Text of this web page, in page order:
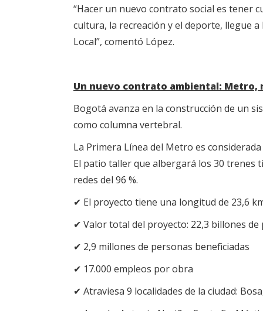
“Hacer un nuevo contrato social es tener
cultura, la recreación y el deporte, llegue
Local”, comentó López.
Un nuevo contrato ambiental: Metro,
Bogotá avanza en la construcción de un
como columna vertebral.
La Primera Línea del Metro es
El patio taller que albergará los 30 trenes
redes del 96 %.
✔ El proyecto tiene una longitud de 23,6
✔ Valor total del proyecto: 22,3 billones de
✔ 2,9 millones de personas beneficiadas
✔ 17.000 empleos por obra
✔ Atraviesa 9 localidades de la ciudad: